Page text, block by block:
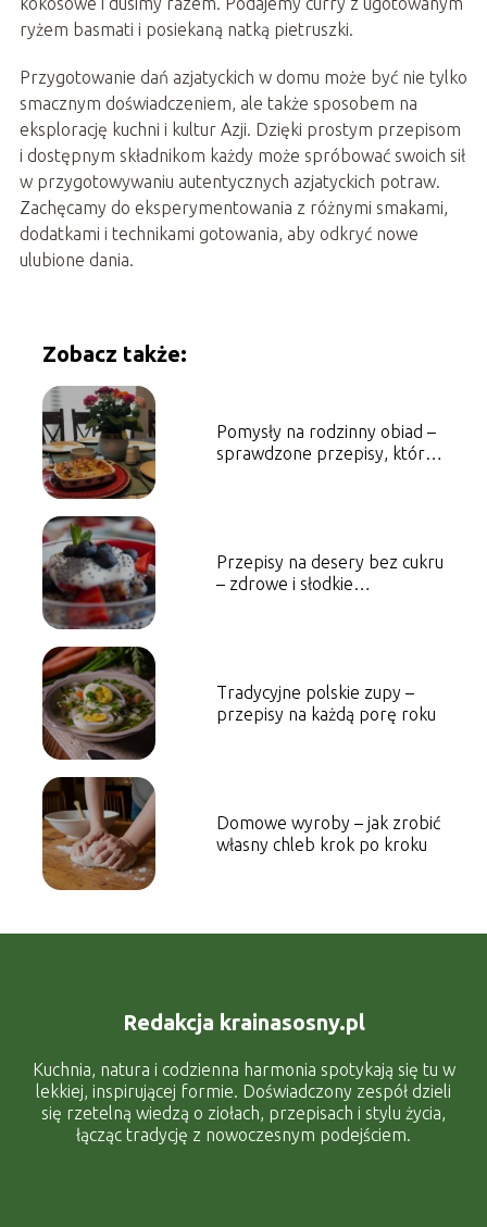
ryżem basmati i posiekaną natką pietruszki.
Przygotowanie dań azjatyckich w domu może być nie tylko
smacznym doświadczeniem, ale także sposobem na
eksplorację kuchni i kultur Azji. Dzięki prostym przepisom
i dostępnym składnikom każdy może spróbować swoich sił
w przygotowywaniu autentycznych azjatyckich potraw.
Zachęcamy do eksperymentowania z różnymi smakami,
dodatkami i technikami gotowania, aby odkryć nowe
ulubione dania.
Zobacz także:
Pomysły na rodzinny obiad –
sprawdzone przepisy, które
Przepisy na desery bez cukru
– zdrowe i słodkie
Tradycyjne polskie zupy –
przepisy na każdą porę roku
Domowe wyroby – jak zrobić
własny chleb krok po kroku
Redakcja krainasosny.pl
Kuchnia, natura i codzienna harmonia spotykają się tu w
lekkiej, inspirującej formie. Doświadczony zespół dzieli
się rzetelną wiedzą o ziołach, przepisach i stylu życia,
łącząc tradycję z nowoczesnym podejściem.